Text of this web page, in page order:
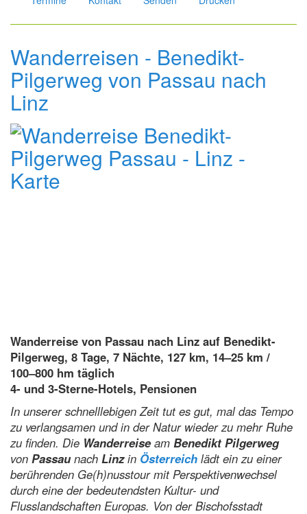
Wanderreisen - Benedikt-
Pilgerweg von Passau nach
Linz
Wanderreise von Passau nach Linz auf Benedikt-
Pilgerweg, 8 Tage, 7 Nächte, 127 km, 14–25 km /
100–800 hm täglich
4- und 3-Sterne-Hotels, Pensionen
In unserer schnelllebigen Zeit tut es gut, mal das Tempo
zu verlangsamen und in der Natur wieder zu mehr Ruhe
zu finden. Die Wanderreiseam Benedikt Pilgerweg
von Passaunach Linzin Österreich lädt ein zu einer
berührenden Ge(h)nusstour mit Perspektivenwechsel
durch eine der bedeutendsten Kultur- und
Flusslandschaften Europas. Von der Bischofsstadt